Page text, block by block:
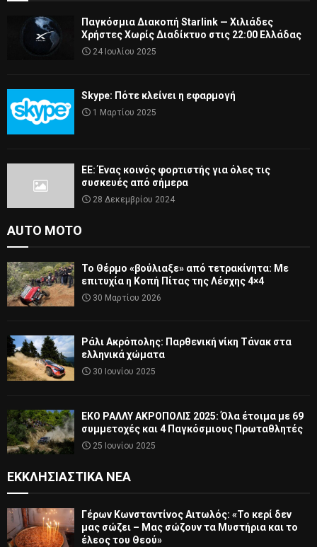
Παγκόσμια Διακοπή Starlink — Χιλιάδες
Χρήστες Χωρίς Διαδίκτυο στις 22:00 Ελλάδας
24 Ιουλίου 2025
Skype: Πότε κλείνει η εφαρμογή
1 Μαρτίου 2025
ΕΕ: Ένας κοινός φορτιστής για όλες τις
συσκευές από σήμερα
28 Δεκεμβρίου 2024
AUTO MOTO
Το Θέρμο «βούλιαξε» από τετρακίνητα: Με
επιτυχία η Κοπή Πίτας της Λέσχης 4×4
30 Μαρτίου 2026
Ράλι Ακρόπολης: Παρθενική νίκη Τάνακ στα
ελληνικά χώματα
30 Ιουνίου 2025
ΕΚΟ ΡΑΛΛΥ ΑΚΡΟΠΟΛΙΣ 2025: Όλα έτοιμα με 69
συμμετοχές και 4 Παγκόσμιους Πρωταθλητές
25 Ιουνίου 2025
ΕΚΚΛΗΣΙΑΣΤΙΚΆ ΝΈΑ
Γέρων Κωνσταντίνος Αιτωλός: «Το κερί δεν
μας σώζει – Μας σώζουν τα Μυστήρια και το
έλεος του Θεού»